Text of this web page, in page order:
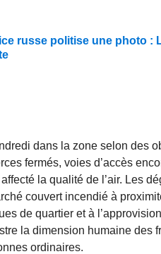
russe politise une photo :
dans la zone selon des
fermés, voies d’accès
la qualité de l’air. Les
couvert incendié à
de quartier et à
la dimension humaine des
ordinaires.